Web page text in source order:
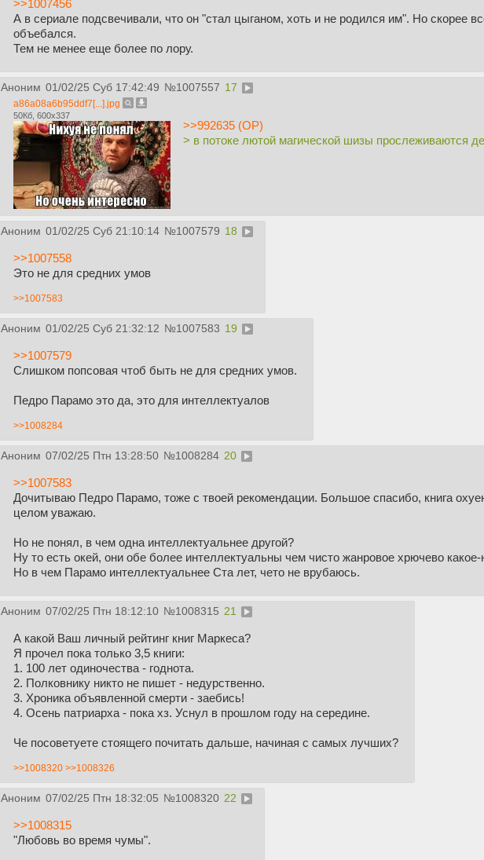
>>1007456
А в сериале подсвечивали, что он "стал цыганом, хоть и не родился им". Но скорее
объебался.
Тем не менее еще более по лору.
Аноним 01/02/25 Суб 17:42:49 №1007557 17
a86a08a6b95ddf7[...].jpg
50Кб, 600x337
>>992635 (OP)
> в потоке лютой магической шизы прослеживаются
Аноним 01/02/25 Суб 21:10:14 №1007579 18
>>1007558
Это не для средних умов
>>1007583
Аноним 01/02/25 Суб 21:32:12 №1007583 19
>>1007579
Слишком попсовая чтоб быть не для средних умов.
Педро Парамо это да, это для интеллектуалов
>>1008284
Аноним 07/02/25 Птн 13:28:50 №1008284 20
>>1007583
Дочитываю Педро Парамо, тоже с твоей рекомендации. Большое спасибо, книга
целом уважаю.
Но не понял, в чем одна интеллектуальнее другой?
Ну то есть окей, они обе более интеллектуальны чем чисто жанровое хрючево какое-
Но в чем Парамо интеллектуальнее Ста лет, чето не врубаюсь.
Аноним 07/02/25 Птн 18:12:10 №1008315 21
А какой Ваш личный рейтинг книг Маркеса?
Я прочел пока только 3,5 книги:
1. 100 лет одиночества - годнота.
2. Полковнику никто не пишет - недурственно.
3. Хроника объявленной смерти - заебись!
4. Осень патриарха - пока хз. Уснул в прошлом году на середине.
Че посоветуете стоящего почитать дальше, начиная с самых лучших?
>>1008320 >>1008326
Аноним 07/02/25 Птн 18:32:05 №1008320 22
>>1008315
"Любовь во время чумы".